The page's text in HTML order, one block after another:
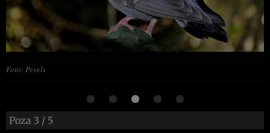
Foto: Pexels
Poza 3 / 5